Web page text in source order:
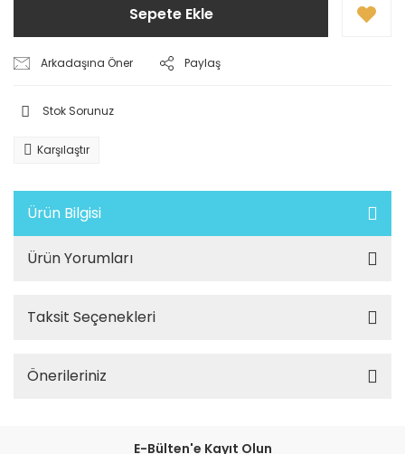
Sepete Ekle
Arkadaşına Öner Paylaş
Stok Sorunuz
Karşılaştır
Ürün Bilgisi
Ürün Yorumları
Taksit Seçenekleri
Önerileriniz
E-Bülten'e Kayıt Olun